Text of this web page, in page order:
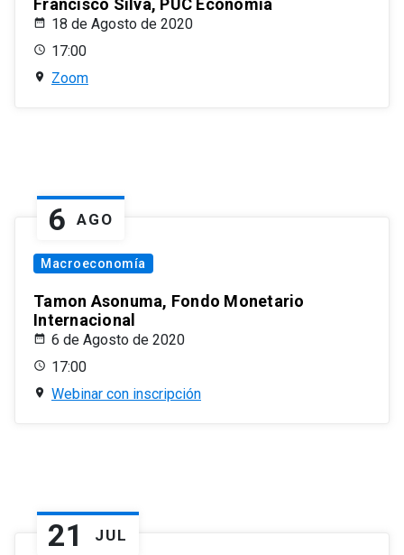
Francisco Silva, PUC Economía
18 de Agosto de 2020
17:00
Zoom
6 AGO
Macroeconomía
Tamon Asonuma, Fondo Monetario
Internacional
6 de Agosto de 2020
17:00
Webinar con inscripción
21 JUL